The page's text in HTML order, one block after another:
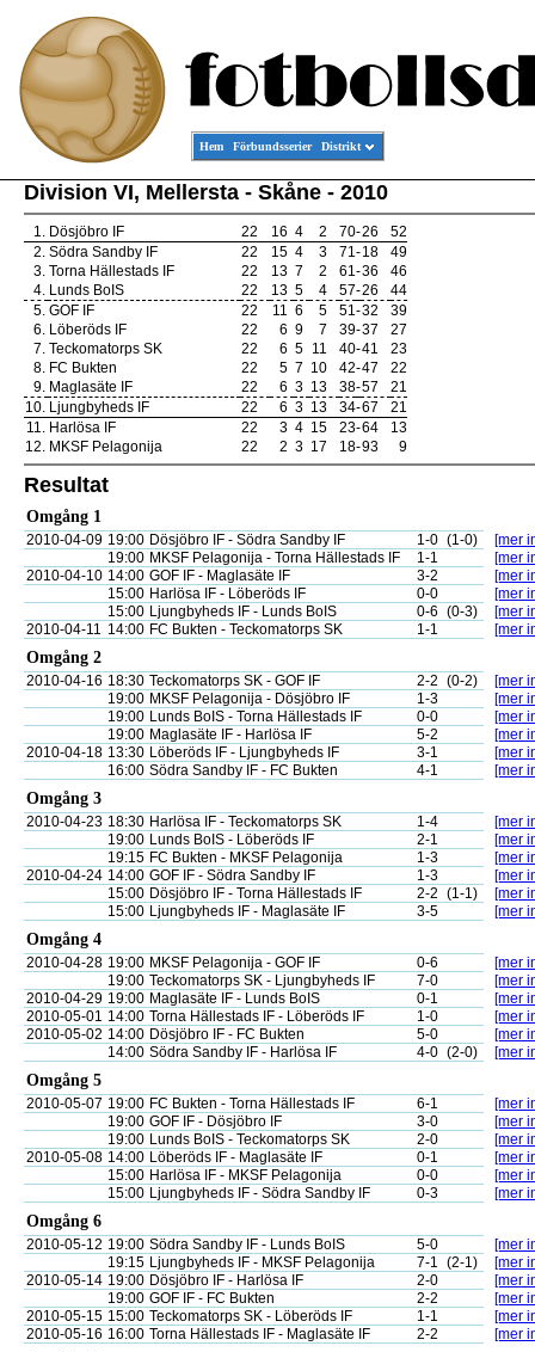
Hem Förbundsserier Distrikt
Division VI, Mellersta - Skåne - 2010
1. Dösjöbro IF 22 16 4 2 70-26
52
2. Södra Sandby IF 22 15 4 3 71-18
49
3. Torna Hällestads IF 22 13 7 2 61-36
46
4. Lunds BoIS 22 13 5 4 57-26
44
5. GOF IF 22 11 6 5 51-32
39
6. Löberöds IF 22 6 9 7 39-37
27
7. Teckomatorps SK 22 6 5 11 40-41
23
8. FC Bukten 22 5 7 10 42-47
22
9. Maglasäte IF 22 6 3 13 38-57
21
10. Ljungbyheds IF 22 6 3 13 34-67
21
11. Harlösa IF 22 3 4 15 23-64
13
12. MKSF Pelagonija 22 2 3 17 18-93 9
Resultat
Omgång 1
2010-04-09 19:00 Dösjöbro IF - Södra Sandby IF 1-0 (1-0)
[mer
19:00 MKSF Pelagonija - Torna Hällestads IF 1-1
[mer
2010-04-10 14:00 GOF IF - Maglasäte IF 3-2
[mer
15:00 Harlösa IF - Löberöds IF 0-0
[mer
15:00 Ljungbyheds IF - Lunds BoIS 0-6 (0-3)
[mer
2010-04-11 14:00 FC Bukten - Teckomatorps SK 1-1 [mer
Omgång 2
2010-04-16 18:30 Teckomatorps SK - GOF IF 2-2 (0-2)
[mer
19:00 MKSF Pelagonija - Dösjöbro IF 1-3
[mer
19:00 Lunds BoIS - Torna Hällestads IF 0-0
[mer
19:00 Maglasäte IF - Harlösa IF 5-2
[mer
2010-04-18 13:30 Löberöds IF - Ljungbyheds IF 3-1
[mer
16:00 Södra Sandby IF - FC Bukten 4-1 [mer
Omgång 3
2010-04-23 18:30 Harlösa IF - Teckomatorps SK 1-4
[mer
19:00 Lunds BoIS - Löberöds IF 2-1
[mer
19:15 FC Bukten - MKSF Pelagonija 1-3
[mer
2010-04-24 14:00 GOF IF - Södra Sandby IF 1-3
[mer
15:00 Dösjöbro IF - Torna Hällestads IF 2-2 (1-1)
[mer
15:00 Ljungbyheds IF - Maglasäte IF 3-5 [mer
Omgång 4
2010-04-28 19:00 MKSF Pelagonija - GOF IF 0-6
[mer
19:00 Teckomatorps SK - Ljungbyheds IF 7-0
[mer
2010-04-29 19:00 Maglasäte IF - Lunds BoIS 0-1
[mer
2010-05-01 14:00 Torna Hällestads IF - Löberöds IF 1-0
[mer
2010-05-02 14:00 Dösjöbro IF - FC Bukten 5-0
[mer
14:00 Södra Sandby IF - Harlösa IF 4-0 (2-0) [mer
Omgång 5
2010-05-07 19:00 FC Bukten - Torna Hällestads IF 6-1
[mer
19:00 GOF IF - Dösjöbro IF 3-0
[mer
19:00 Lunds BoIS - Teckomatorps SK 2-0
[mer
2010-05-08 14:00 Löberöds IF - Maglasäte IF 0-1
[mer
15:00 Harlösa IF - MKSF Pelagonija 0-0
[mer
15:00 Ljungbyheds IF - Södra Sandby IF 0-3 [mer
Omgång 6
2010-05-12 19:00 Södra Sandby IF - Lunds BoIS 5-0
[mer
19:15 Ljungbyheds IF - MKSF Pelagonija 7-1 (2-1)
[mer
2010-05-14 19:00 Dösjöbro IF - Harlösa IF 2-0
[mer
19:00 GOF IF - FC Bukten 2-2
[mer
2010-05-15 15:00 Teckomatorps SK - Löberöds IF 1-1
[mer
2010-05-16 16:00 Torna Hällestads IF - Maglasäte IF 2-2 [mer